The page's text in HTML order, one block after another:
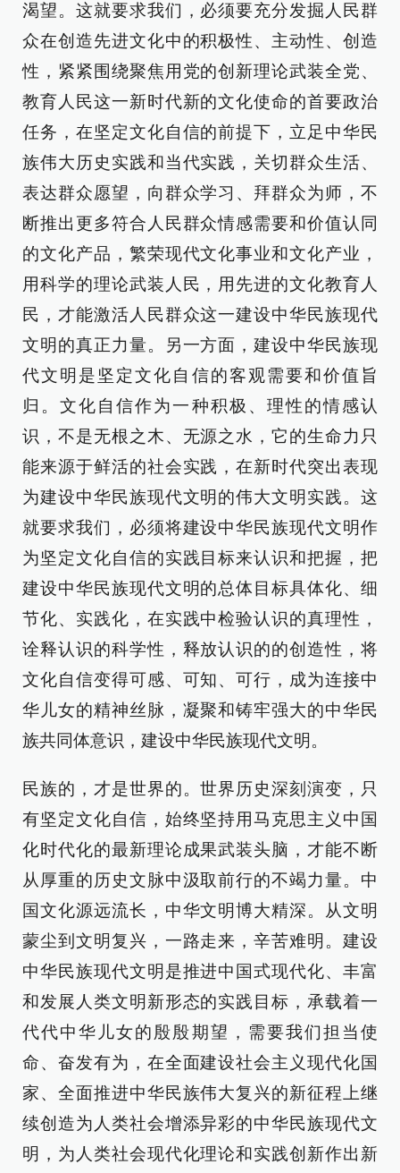
渴望。这就要求我们，必须要充分发掘人民群
众在创造先进文化中的积极性、主动性、创造
性，紧紧围绕聚焦用党的创新理论武装全党、
教育人民这一新时代新的文化使命的首要政治
任务，在坚定文化自信的前提下，立足中华民
族伟大历史实践和当代实践，关切群众生活、
表达群众愿望，向群众学习、拜群众为师，不
断推出更多符合人民群众情感需要和价值认同
的文化产品，繁荣现代文化事业和文化产业，
用科学的理论武装人民，用先进的文化教育人
民，才能激活人民群众这一建设中华民族现代
文明的真正力量。另一方面，建设中华民族现
代文明是坚定文化自信的客观需要和价值旨
归。文化自信作为一种积极、理性的情感认
识，不是无根之木、无源之水，它的生命力只
能来源于鲜活的社会实践，在新时代突出表现
为建设中华民族现代文明的伟大文明实践。这
就要求我们，必须将建设中华民族现代文明作
为坚定文化自信的实践目标来认识和把握，把
建设中华民族现代文明的总体目标具体化、细
节化、实践化，在实践中检验认识的真理性，
诠释认识的科学性，释放认识的的创造性，将
文化自信变得可感、可知、可行，成为连接中
华儿女的精神丝脉，凝聚和铸牢强大的中华民
族共同体意识，建设中华民族现代文明。
民族的，才是世界的。世界历史深刻演变，只
有坚定文化自信，始终坚持用马克思主义中国
化时代化的最新理论成果武装头脑，才能不断
从厚重的历史文脉中汲取前行的不竭力量。中
国文化源远流长，中华文明博大精深。从文明
蒙尘到文明复兴，一路走来，辛苦难明。建设
中华民族现代文明是推进中国式现代化、丰富
和发展人类文明新形态的实践目标，承载着一
代代中华儿女的殷殷期望，需要我们担当使
命、奋发有为，在全面建设社会主义现代化国
家、全面推进中华民族伟大复兴的新征程上继
续创造为人类社会增添异彩的中华民族现代文
明，为人类社会现代化理论和实践创新作出新